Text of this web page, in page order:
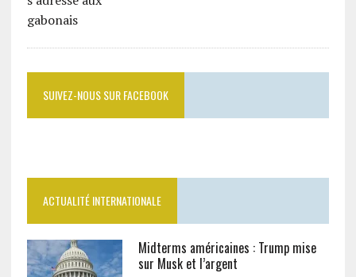
SUIVEZ-NOUS SUR FACEBOOK
ACTUALITÉ INTERNATIONALE
Midterms américaines : Trump mise
sur Musk et l’argent